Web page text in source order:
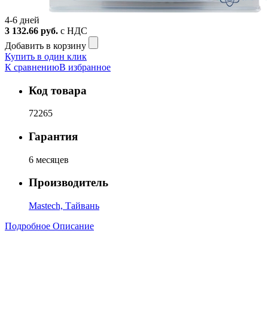
4-6 дней
3 132.66 руб. с НДС
Добавить в корзину
Купить в один клик
К сравнениюВ избранное
Код товара
72265
Гарантия
6 месяцев
Производитель
Mastech, Тайвань
Подробное Описание